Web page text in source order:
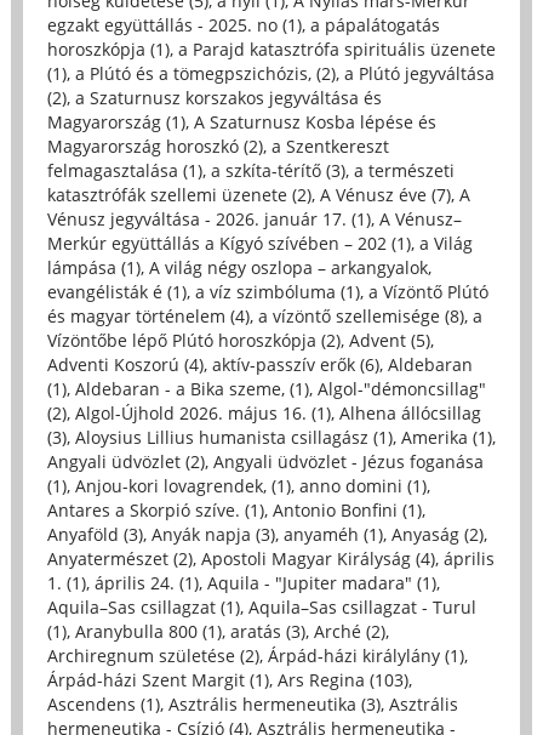
egzakt együttállás - 2025. no (1), a pápalátogatás
horoszkópja (1), a Parajd katasztrófa spirituális üzenete
(1), a Plútó és a tömegpszichózis, (2), a Plútó jegyváltása
(2), a Szaturnusz korszakos jegyváltása és
Magyarország (1), A Szaturnusz Kosba lépése és
Magyarország horoszkó (2), a Szentkereszt
felmagasztalása (1), a szkíta-térítő (3), a természeti
katasztrófák szellemi üzenete (2), A Vénusz éve (7), A
Vénusz jegyváltása - 2026. január 17. (1), A Vénusz–
Merkúr együttállás a Kígyó szívében – 202 (1), a Világ
lámpása (1), A világ négy oszlopa – arkangyalok,
evangélisták é (1), a víz szimbóluma (1), a Vízöntő Plútó
és magyar történelem (4), a vízöntő szellemisége (8), a
Vízöntőbe lépő Plútó horoszkópja (2), Advent (5),
Adventi Koszorú (4), aktív-passzív erők (6), Aldebaran
(1), Aldebaran - a Bika szeme, (1), Algol-"démoncsillag"
(2), Algol-Újhold 2026. május 16. (1), Alhena állócsillag
(3), Aloysius Lillius humanista csillagász (1), Amerika (1),
Angyali üdvözlet (2), Angyali üdvözlet - Jézus foganása
(1), Anjou-kori lovagrendek, (1), anno domini (1),
Antares a Skorpió szíve. (1), Antonio Bonfini (1),
Anyaföld (3), Anyák napja (3), anyaméh (1), Anyaság (2),
Anyatermészet (2), Apostoli Magyar Királyság (4), április
1. (1), április 24. (1), Aquila - "Jupiter madara" (1),
Aquila–Sas csillagzat (1), Aquila–Sas csillagzat - Turul
(1), Aranybulla 800 (1), aratás (3), Arché (2),
Archiregnum születése (2), Árpád-házi királylány (1),
Árpád-házi Szent Margit (1), Ars Regina (103),
Ascendens (1), Asztrális hermeneutika (3), Asztrális
hermeneutika - Csízió (4), Asztrális hermeneutika -